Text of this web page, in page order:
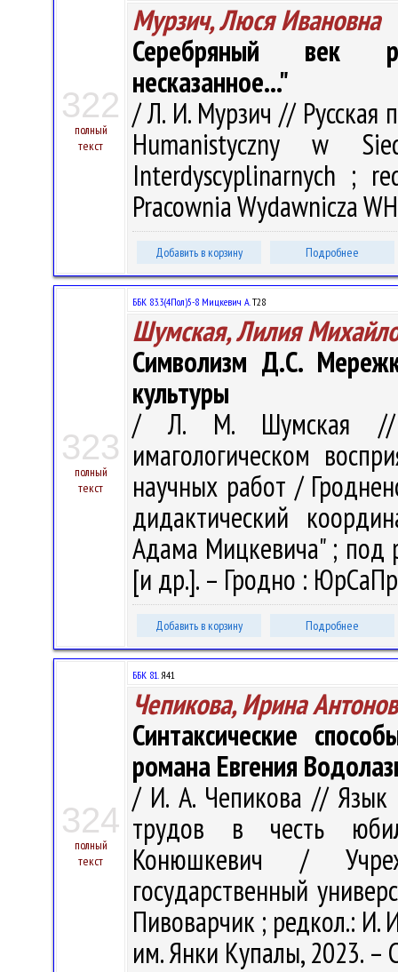
322
полный
текст
Мурзич, Люся Ивановна
Серебряный век
несказанное..."
/ Л. И. Мурзич // Русская
Humanistyczny w
Interdyscyplinarnych ;
Pracownia Wydawnicza
Добавить в корзину Подробнее
323
полный
текст
ББК 83.3(4Пол)5-8 Мицкевич А.Т28
Шумская, Лилия
Символизм Д.С.
культуры
/ Л. М. Шумская //
имагологическом
научных работ /
дидактический
Адама Мицкевича" ; под
[и др.]. – Гродно :
Добавить в корзину Подробнее
324
полный
текст
ББК 81.Я41
Чепикова, Ирина
Синтаксические
романа Евгения
/ И. А. Чепикова // Язык
трудов в честь
Конюшкевич /
государственный
Пивоварчик ; редкол.: И.
им. Янки Купалы, 2023. –